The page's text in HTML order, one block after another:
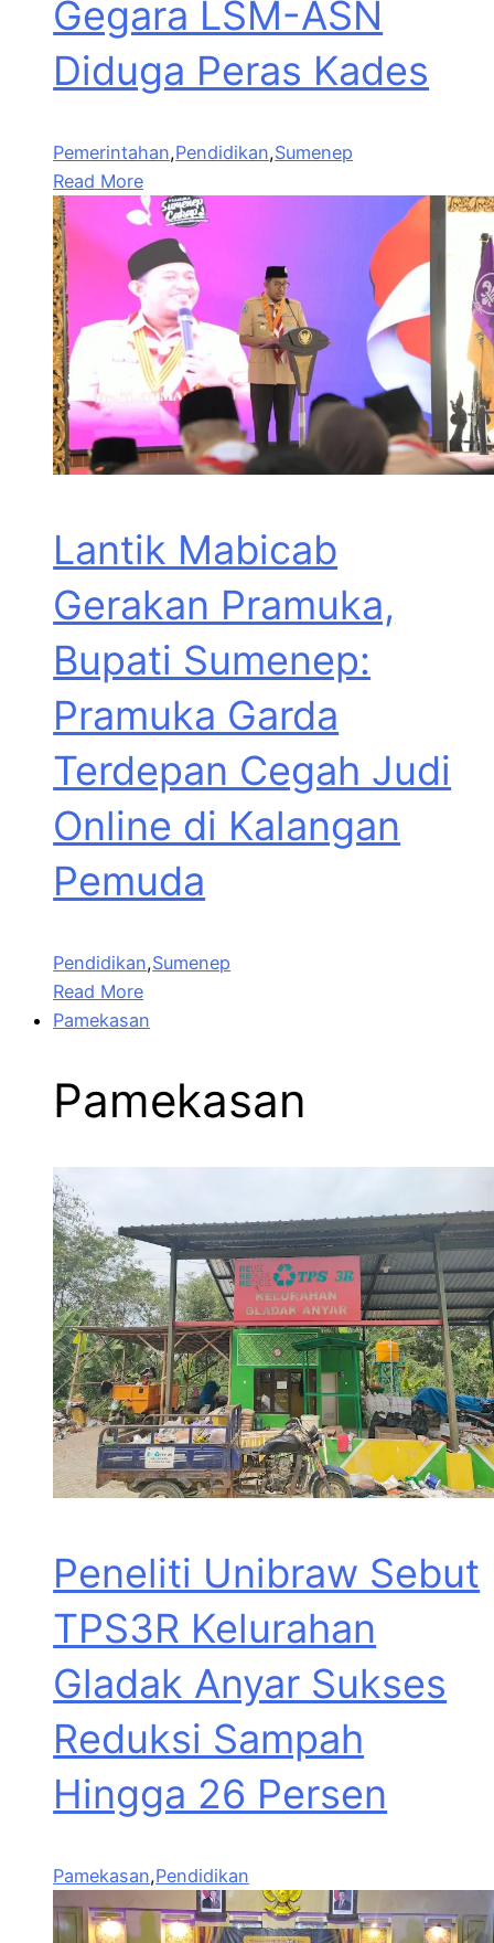
Gegara LSM-ASN
Diduga Peras Kades
Pemerintahan,Pendidikan,Sumenep
Read More
Lantik Mabicab
Gerakan Pramuka,
Bupati Sumenep:
Pramuka Garda
Terdepan Cegah Judi
Online di Kalangan
Pemuda
Pendidikan,Sumenep
Read More
Pamekasan
Pamekasan
Peneliti Unibraw Sebut
TPS3R Kelurahan
Gladak Anyar Sukses
Reduksi Sampah
Hingga 26 Persen
Pamekasan,Pendidikan